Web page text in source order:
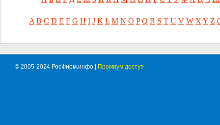
A B C D E F G H I J K L M N O P Q R S T U V W X Y Z
© 2005-2024 РосФирм.инфо | Премиум доступ